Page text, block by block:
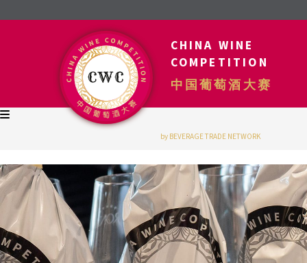
CHINA WINE
COMPETITION
中国葡萄酒大赛
by BEVERAGE TRADE NETWORK